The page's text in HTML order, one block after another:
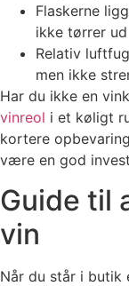
Flaskerne
ikke tørrer ud
Relativ
men ikke
Har du ikke en
vinreol i et køligt
kortere
være en god
Guide til
vin
Når du står i